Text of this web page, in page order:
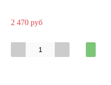
2 470 руб